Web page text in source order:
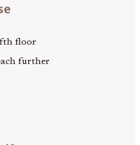
floor
further